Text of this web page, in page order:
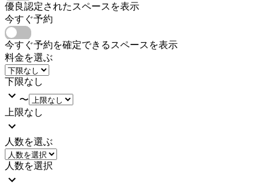
優良認定されたスペースを表示
今すぐ予約
今すぐ予約を確定できるスペースを表示
料金を選ぶ
下限なし
〜
上限なし
人数を選ぶ
人数を選択